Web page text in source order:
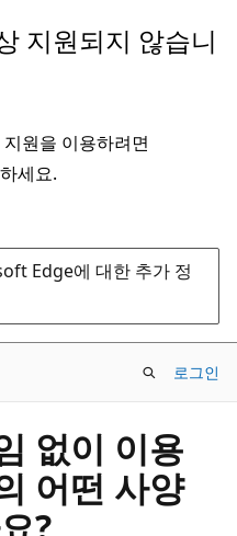
지원되지 않습니
원을 이용하려면
세요.
Edge에 대한 추가 정
로그인
없이 이용
어떤 사양